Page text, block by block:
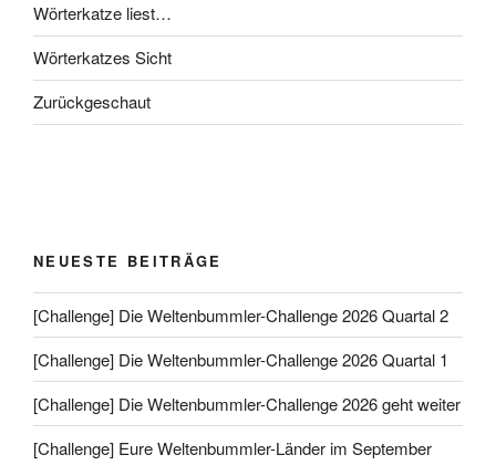
Wörterkatze liest…
Wörterkatzes Sicht
Zurückgeschaut
NEUESTE BEITRÄGE
[Challenge] Die Weltenbummler-Challenge 2026 Quartal 2
[Challenge] Die Weltenbummler-Challenge 2026 Quartal 1
[Challenge] Die Weltenbummler-Challenge 2026 geht weiter
[Challenge] Eure Weltenbummler-Länder im September